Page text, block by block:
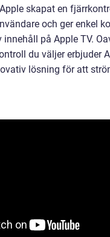
skapat en
och ger enkel
på Apple TV.
du väljer erbjuder
lösning för att